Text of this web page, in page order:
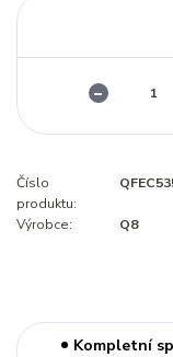
Číslo
produktu:
Výrobce: Q8
Kompletní